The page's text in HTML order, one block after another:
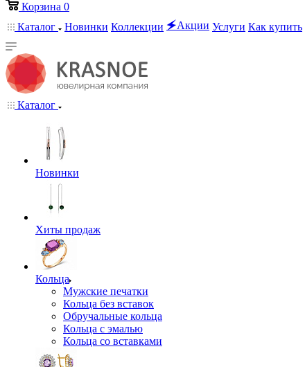
Корзина 0
Каталог
Новинки Коллекции 🗲Акции Услуги Как купить
Каталог
Новинки
Хиты продаж
Кольца
Мужские печатки
Кольца без вставок
Обручальные кольца
Кольца с эмалью
Кольца со вставками